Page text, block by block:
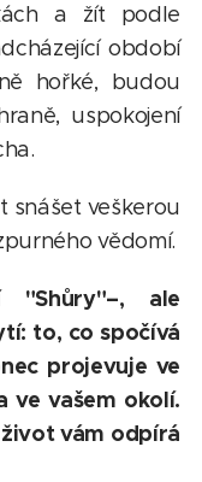
a žít podle
období
hořké, budou
uspokojení
snášet veškerou
vědomí.
"Shůry"–, ale
to, co spočívá
projevuje ve
ve vašem okolí.
vám odpírá